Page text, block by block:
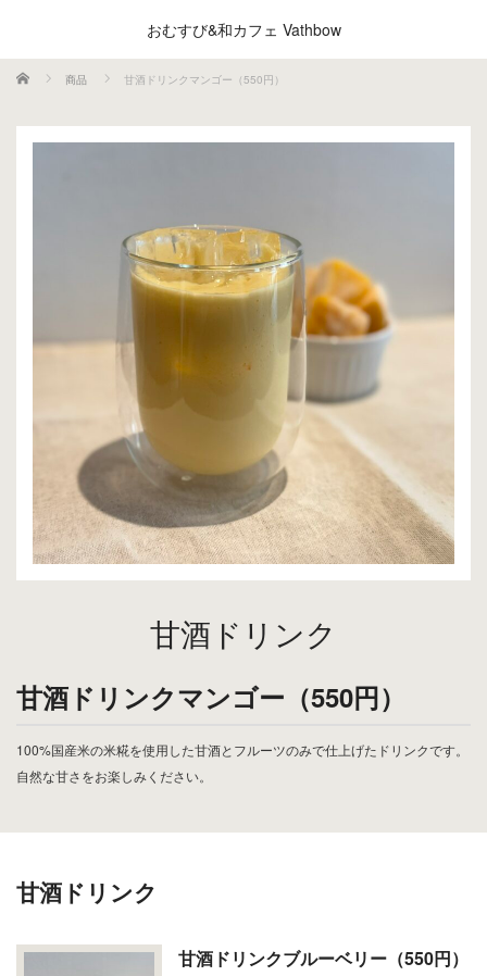
おむすび&和カフェ Vathbow
ホーム 商品 甘酒ドリンクマンゴー（550円）
甘酒ドリンク
甘酒ドリンクマンゴー（550円）
100%国産米の米糀を使用した甘酒とフルーツのみで仕上げたドリンクです。
自然な甘さをお楽しみください。
甘酒ドリンク
甘酒ドリンクブルーベリー（550円）